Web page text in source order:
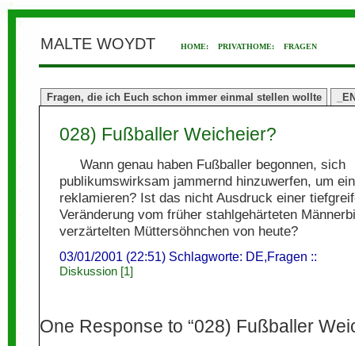
MALTE WOYDT HOME: PRIVATHOME: FRAGEN
Fragen, die ich Euch schon immer einmal stellen wollte
028) Fußballer Weicheier?
Wann genau haben Fußballer begonnen, sich
publikumswirksam jammernd hinzuwerfen, um
reklamieren? Ist das nicht Ausdruck einer
Veränderung vom früher stahlgehärteten
verzärtelten Müttersöhnchen von heute?
03/01/2001 (22:51) Schlagworte: DE,Fragen ::
Diskussion [1]
One Response to “028) Fußballer